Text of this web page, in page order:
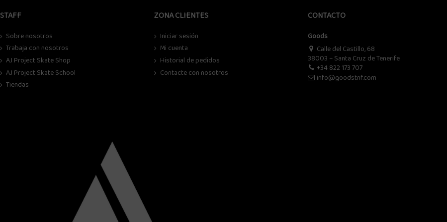
STAFF
Sobre nosotros
Trabaja con nosotros
AJ Project Skate Shop
AJ Project Skate School
Tiendas
ZONA CLIENTES
Iniciar sesión
Mi cuenta
Historial de pedidos
Contacte con nosotros
CONTACTO
Goods
Calle del Castillo, 68
38003 – Santa Cruz de Tenerife
+34 822 173 707
info@goodstnf.com